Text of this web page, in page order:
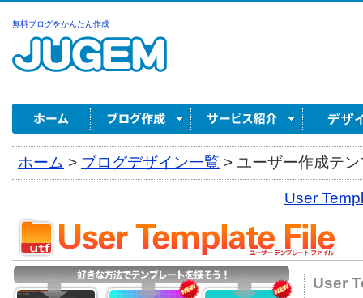
無料ブログをかんたん作成
ホーム > ブログデザイン一覧 > ユーザー作成テ
User
User